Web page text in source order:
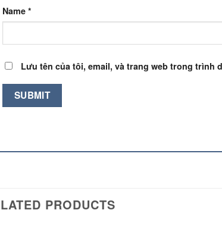
Name *
Lưu tên của tôi, email, và trang web trong trình
PRODUCTS